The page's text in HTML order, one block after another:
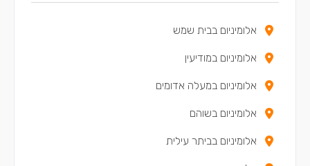
אלומיניום בבית שמש
אלומיניום במודיעין
אלומיניום במעלה אדומים
אלומיניום בשוהם
אלומיניום בביתר עילית